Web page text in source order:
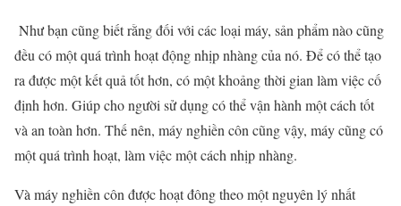
Như bạn cũng biết rằng đối với các loại máy, sản phẩm nào cũng
đều có một quá trình hoạt động nhịp nhàng của nó. Để có thể tạo
ra được một kết quả tốt hơn, có một khoảng thời gian làm việc cố
định hơn. Giúp cho người sử dụng có thể vận hành một cách tốt
và an toàn hơn. Thế nên, máy nghiền côn cũng vậy, máy cũng có
một quá trình hoạt, làm việc một cách nhịp nhàng.
Và máy nghiền côn được hoạt đông theo một nguyên lý nhất